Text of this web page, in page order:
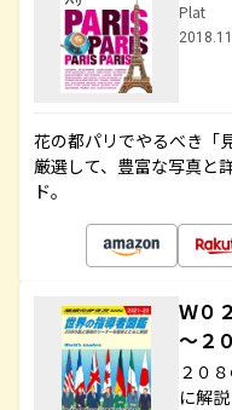
Plat
花の都パリでやるべき「
厳選して、豊富な写真と
ド。
Ｗ０
～２
２０
に解説